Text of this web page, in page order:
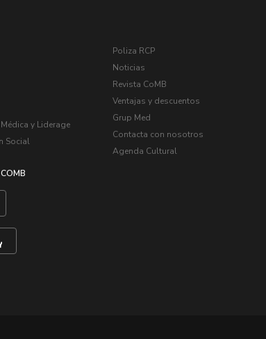
y Liderage
Social
Poliza RCP
Noticias
Revista CoMB
Ventajas y descuentos
Grup Med
Contacta con nosotros
Agenda Cultural